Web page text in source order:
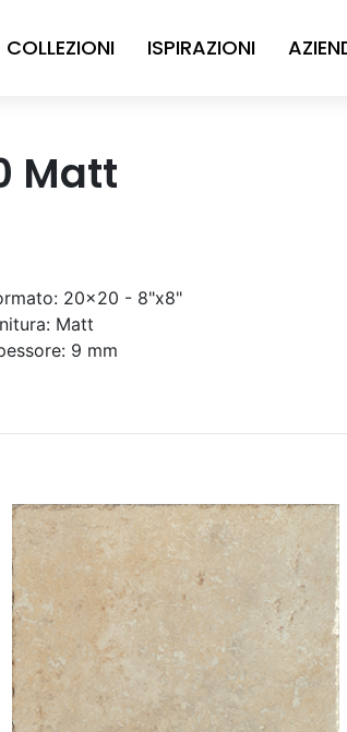
COLLEZIONI ISPIRAZIONI
Matt
20x20 - 8"x8"
Matt
9 mm